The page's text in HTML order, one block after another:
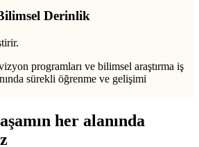
Derinlik
programları ve bilimsel araştırma iş
sürekli öğrenme ve gelişimi
her alanında